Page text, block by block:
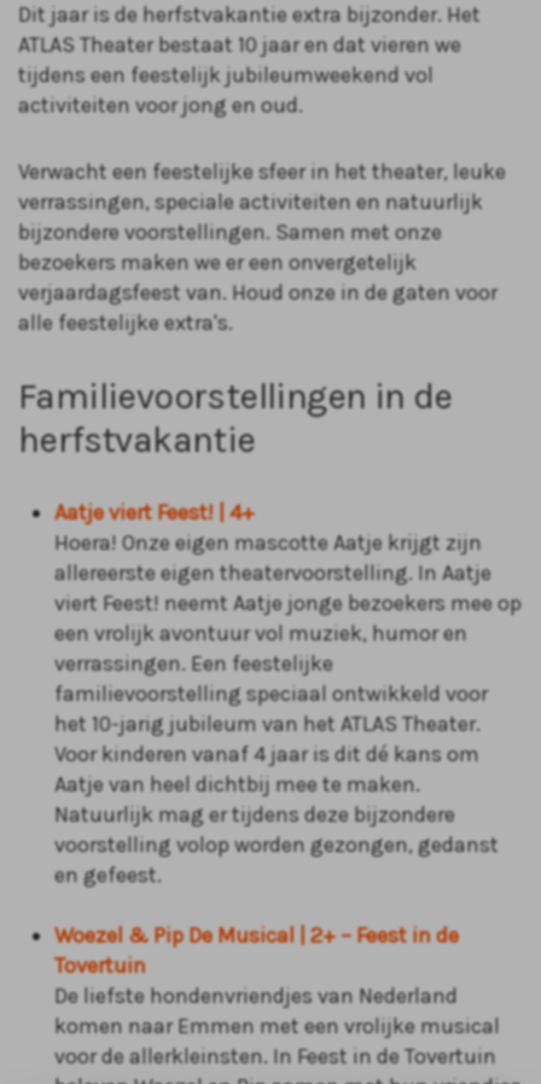
Dit jaar is de herfstvakantie extra bijzonder. Het
ATLAS Theater bestaat 10 jaar en dat vieren we
tijdens een feestelijk jubileumweekend vol
activiteiten voor jong en oud.
Verwacht een feestelijke sfeer in het theater, leuke
verrassingen, speciale activiteiten en natuurlijk
bijzondere voorstellingen. Samen met onze
bezoekers maken we er een onvergetelijk
verjaardagsfeest van. Houd onze in de gaten voor
alle feestelijke extra's.
Familievoorstellingen in de
herfstvakantie
Aatje viert Feest! | 4+
Hoera! Onze eigen mascotte Aatje krijgt zijn
allereerste eigen theatervoorstelling. In Aatje
viert Feest! neemt Aatje jonge bezoekers mee op
een vrolijk avontuur vol muziek, humor en
verrassingen. Een feestelijke
familievoorstelling speciaal ontwikkeld voor
het 10-jarig jubileum van het ATLAS Theater.
Voor kinderen vanaf 4 jaar is dit dé kans om
Aatje van heel dichtbij mee te maken.
Natuurlijk mag er tijdens deze bijzondere
voorstelling volop worden gezongen, gedanst
en gefeest.
Woezel & Pip De Musical | 2+ – Feest in de
Tovertuin
De liefste hondenvriendjes van Nederland
komen naar Emmen met een vrolijke musical
voor de allerkleinsten. In Feest in de Tovertuin